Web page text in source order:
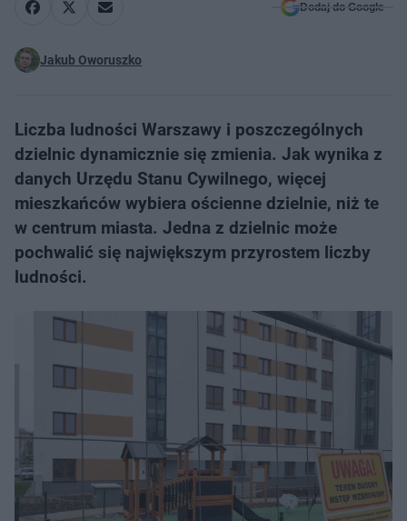
Dodaj do Google
Jakub Oworuszko
Liczba ludności Warszawy i poszczególnych
dzielnic dynamicznie się zmienia. Jak wynika z
danych Urzędu Stanu Cywilnego, więcej
mieszkańców wybiera ościenne dzielnie, niż te
w centrum miasta. Jedna z dzielnic może
pochwalić się największym przyrostem liczby
ludności.